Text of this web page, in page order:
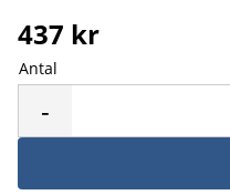
437 kr
Antal
-